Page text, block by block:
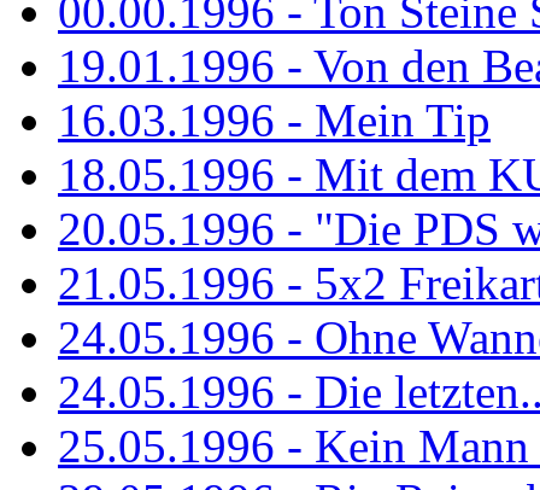
00.00.1996 - Ton Steine
19.01.1996 - Von den
16.03.1996 - Mein Tip
18.05.1996 - Mit dem
20.05.1996 - "Die PDS
21.05.1996 - 5x2
24.05.1996 - Ohne
24.05.1996 - Die
25.05.1996 - Kein